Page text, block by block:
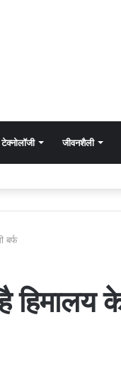
टेक्नोलॉजी जीवनशैली
बर्फ
हिमालय